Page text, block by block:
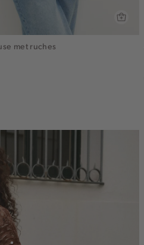
met ruches